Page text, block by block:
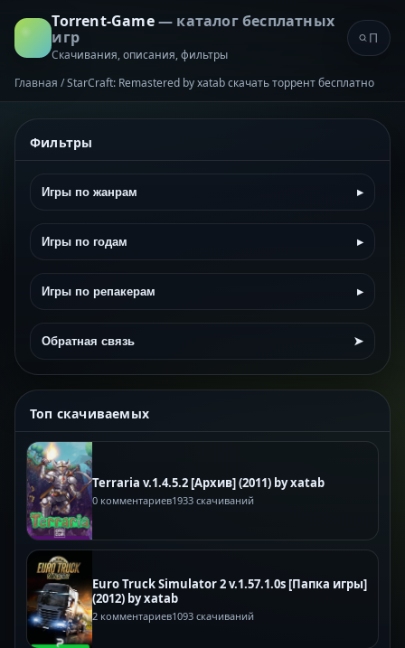
Torrent-Game— каталог бесплатных
игр
Скачивания, описания, фильтры
Главная /StarCraft: Remastered by xatab скачать торрент бесплатно
Фильтры
Игры по жанрам ▸
Игры по годам ▸
Игры по репакерам ▸
Обратная связь ➤
Топ скачиваемых
Terraria v.1.4.5.2 [Архив] (2011) by xatab
0 комментариев1933 скачиваний
Euro Truck Simulator 2 v.1.57.1.0s [Папка игры]
(2012) by xatab
2 комментариев1093 скачиваний